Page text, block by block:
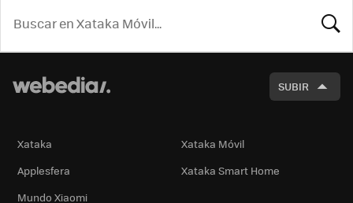
SUBIR
Xataka
Xataka Móvil
Applesfera
Xataka Smart Home
Mundo Xiaomi